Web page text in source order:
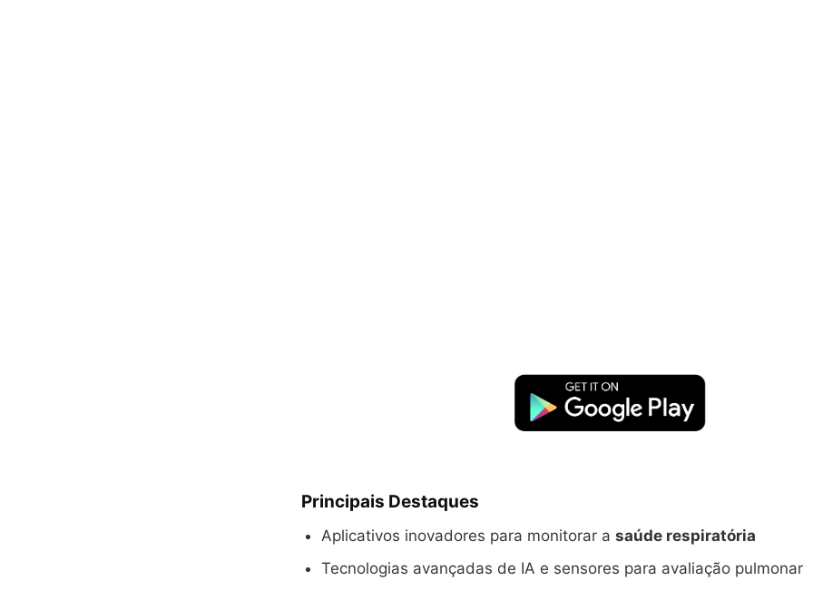
Principais Destaques
Aplicativos inovadores para monitorar a saúde respiratória
Tecnologias avançadas de IA e sensores para avaliação pulmonar